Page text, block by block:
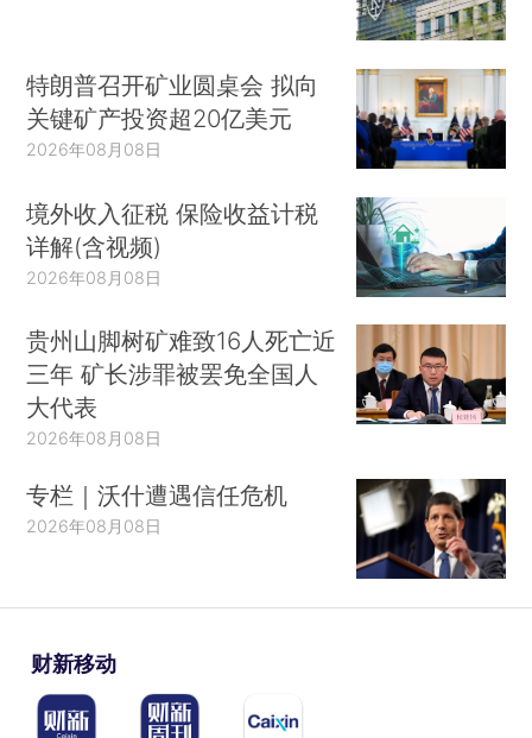
特朗普召开矿业圆桌会 拟向
关键矿产投资超20亿美元
2026年08月08日
境外收入征税 保险收益计税
详解(含视频)
2026年08月08日
贵州山脚树矿难致16人死亡近
三年 矿长涉罪被罢免全国人
大代表
2026年08月08日
专栏｜沃什遭遇信任危机
2026年08月08日
财新移动